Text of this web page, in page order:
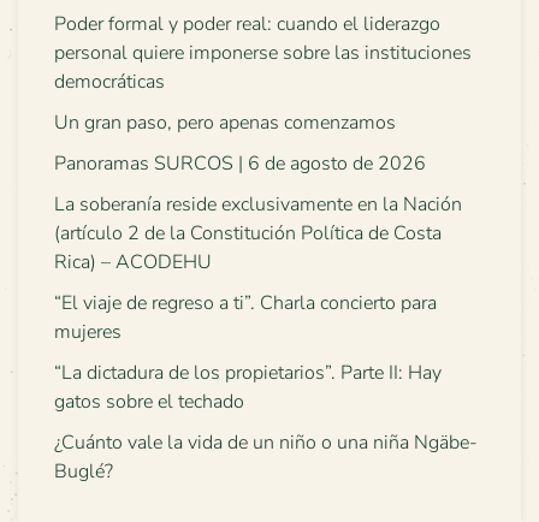
Poder formal y poder real: cuando el liderazgo
personal quiere imponerse sobre las instituciones
democráticas
Un gran paso, pero apenas comenzamos
Panoramas SURCOS | 6 de agosto de 2026
La soberanía reside exclusivamente en la Nación
(artículo 2 de la Constitución Política de Costa
Rica) – ACODEHU
“El viaje de regreso a ti”. Charla concierto para
mujeres
“La dictadura de los propietarios”. Parte II: Hay
gatos sobre el techado
¿Cuánto vale la vida de un niño o una niña Ngäbe-
Buglé?